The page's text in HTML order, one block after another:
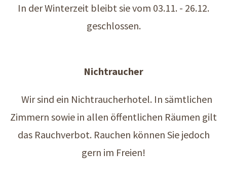
In der Winterzeit bleibt sie vom 03.11. - 26.12.
geschlossen.
Nichtraucher
Wir sind ein Nichtraucherhotel. In sämtlichen
Zimmern sowie in allen öffentlichen Räumen gilt
das Rauchverbot. Rauchen können Sie jedoch
gern im Freien!